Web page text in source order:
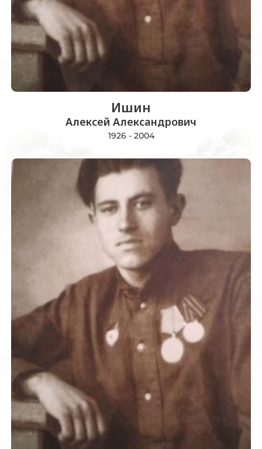
Ишин
Алексей Александрович
1926 - 2004